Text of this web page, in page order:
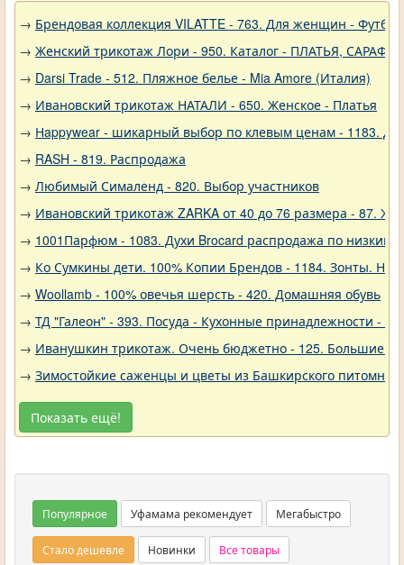
→ Брендовая коллекция VILATTE - 763. Для женщин -
→ Женский трикотаж Лори - 950. Каталог - ПЛАТЬЯ,
→ Darsi Trade - 512. Пляжное белье - Mia Amore (Италия)
→ Ивановский трикотаж НАТАЛИ - 650. Женское - Платья
→ Нappywear - шикарный выбор по клевым ценам - 1183.
→ RASH - 819. Распродажа
→ Любимый Сималенд - 820. Выбор участников
→ Ивановский трикотаж ZARKA от 40 до 76 размера - 87.
→ 1001Парфюм - 1083. Духи Brocard распродажа по низким
→ Ко Сумкины дети. 100% Копии Брендов - 1184. Зонты.
→ Woollamb - 100% овечья шерсть - 420. Домашняя обувь
→ ТД "Галеон" - 393. Посуда - Кухонные принадлежности -
→ Иванушкин трикотаж. Очень бюджетно - 125. Большие
→ Зимостойкие саженцы и цветы из Башкирского
Показать ещё!
Популярное Уфамама рекомендует Мегабыстро
Стало дешевле Новинки Все товары